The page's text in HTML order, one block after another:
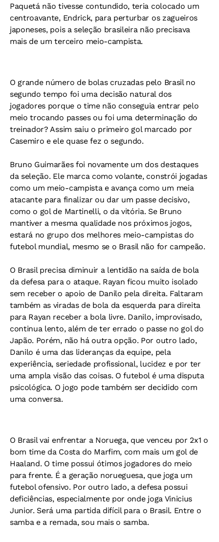
Paquetá não tivesse contundido, teria colocado um
centroavante, Endrick, para perturbar os zagueiros
japoneses, pois a seleção brasileira não precisava
mais de um terceiro meio-campista.
O grande número de bolas cruzadas pelo Brasil no
segundo tempo foi uma decisão natural dos
jogadores porque o time não conseguia entrar pelo
meio trocando passes ou foi uma determinação do
treinador? Assim saiu o primeiro gol marcado por
Casemiro e ele quase fez o segundo.
Bruno Guimarães foi novamente um dos destaques
da seleção. Ele marca como volante, constrói jogadas
como um meio-campista e avança como um meia
atacante para finalizar ou dar um passe decisivo,
como o gol de Martinelli, o da vitória. Se Bruno
mantiver a mesma qualidade nos próximos jogos,
estará no grupo dos melhores meio-campistas do
futebol mundial, mesmo se o Brasil não for campeão.
O Brasil precisa diminuir a lentidão na saída de bola
da defesa para o ataque. Rayan ficou muito isolado
sem receber o apoio de Danilo pela direita. Faltaram
também as viradas de bola da esquerda para direita
para Rayan receber a bola livre. Danilo, improvisado,
continua lento, além de ter errado o passe no gol do
Japão. Porém, não há outra opção. Por outro lado,
Danilo é uma das lideranças da equipe, pela
experiência, seriedade profissional, lucidez e por ter
uma ampla visão das coisas. O futebol é uma disputa
psicológica. O jogo pode também ser decidido com
uma conversa.
O Brasil vai enfrentar a Noruega, que venceu por 2x1 o
bom time da Costa do Marfim, com mais um gol de
Haaland. O time possui ótimos jogadores do meio
para frente. É a geração norueguesa, que joga um
futebol ofensivo. Por outro lado, a defesa possui
deficiências, especialmente por onde joga Vinicius
Junior. Será uma partida difícil para o Brasil. Entre o
samba e a remada, sou mais o samba.